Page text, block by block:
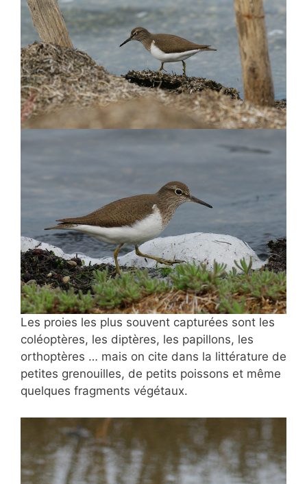
Les proies les plus souvent capturées sont les
coléoptères, les diptères, les papillons, les
orthoptères … mais on cite dans la littérature de
petites grenouilles, de petits poissons et même
quelques fragments végétaux.